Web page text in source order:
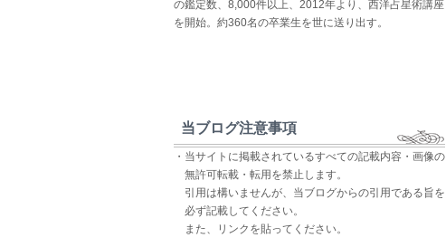
の鑑定数、8,000件以上、2012年より、西洋占星術講座
を開始。約360名の卒業生を世に送り出す。
当ブログ注意事項
・当サイトに掲載されているすべての記載内容・画像の
無許可転載・転用を禁止します。
引用は構いませんが、当ブログからの引用である旨を
必ず記載してください。
また、リンクを貼ってください。